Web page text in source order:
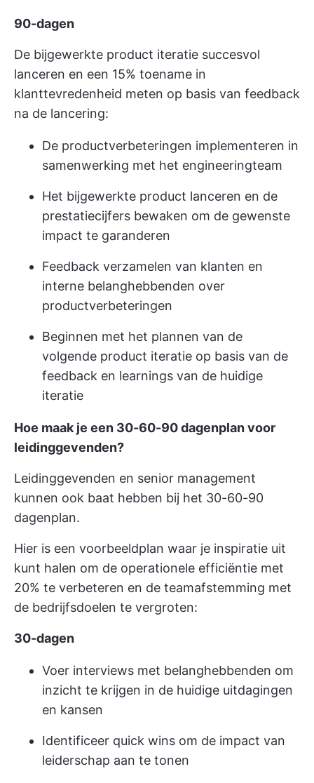
90-dagen
De bijgewerkte product iteratie succesvol
lanceren en een 15% toename in
klanttevredenheid meten op basis van feedback
na de lancering:
De productverbeteringen implementeren in
samenwerking met het engineeringteam
Het bijgewerkte product lanceren en de
prestatiecijfers bewaken om de gewenste
impact te garanderen
Feedback verzamelen van klanten en
interne belanghebbenden over
productverbeteringen
Beginnen met het plannen van de
volgende product iteratie op basis van de
feedback en learnings van de huidige
iteratie
Hoe maak je een 30-60-90 dagenplan voor
leidinggevenden?
Leidinggevenden en senior management
kunnen ook baat hebben bij het 30-60-90
dagenplan.
Hier is een voorbeeldplan waar je inspiratie uit
kunt halen om de operationele efficiëntie met
20% te verbeteren en de teamafstemming met
de bedrijfsdoelen te vergroten:
30-dagen
Voer interviews met belanghebbenden om
inzicht te krijgen in de huidige uitdagingen
en kansen
Identificeer quick wins om de impact van
leiderschap aan te tonen